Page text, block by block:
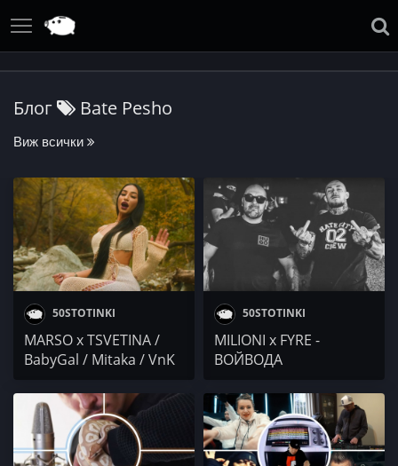
Блог Bate Pesho
Виж всички
50STOTINKI
MARSO x TSVETINA /
BabyGal / Mitaka / VnK
100KARATA(DESS) /
Bate Pesho @ Studio
Buster
50STOTINKI
MILIONI x FYRE -
ВОЙВОДА